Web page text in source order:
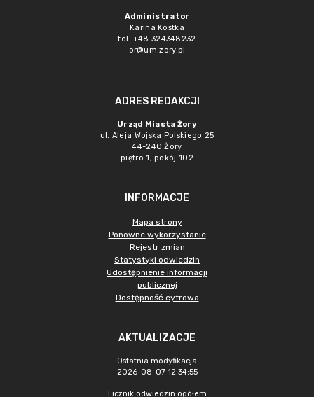
Administrator
Karina Kostka
tel. +48 324348232
or@um.zory.pl
ADRES REDAKCJI
Urząd Miasta Żory
ul. Aleja Wojska Polskiego 25
44-240 Żory
piętro 1, pokój 102
INFORMACJE
Mapa strony
Ponowne wykorzystanie
Rejestr zmian
Statystyki odwiedzin
Udostępnienie informacji
publicznej
Dostępność cyfrowa
AKTUALIZACJE
Ostatnia modyfikacja
2026-08-07 12:34:55
Licznik odwiedzin ogółem